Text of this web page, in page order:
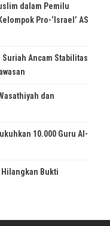
dalam Pemilu
Pro-‘Israel’ AS
Suriah Ancam Stabilitas
dan
10.000 Guru Al-
Bukti